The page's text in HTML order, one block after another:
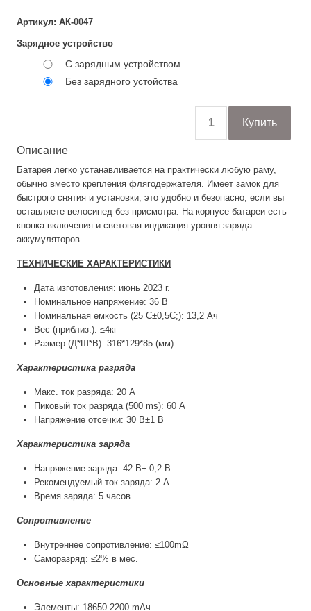
Артикул: АК-0047
Зарядное устройство
С зарядным устройством
Без зарядного устойства
Описание
Батарея легко устанавливается на практически любую раму,
обычно вместо крепления флягодержателя. Имеет замок для
быстрого снятия и установки, это удобно и безопасно, если вы
оставляете велосипед без присмотра. На корпусе батареи есть
кнопка включения и световая индикация уровня заряда
аккумуляторов.
ТЕХНИЧЕСКИЕ ХАРАКТЕРИСТИКИ
Дата изготовления: июнь 2023 г.
Номинальное напряжение: 36 В
Номинальная емкость (25 С±0,5С;): 13,2 Ач
Вес (приблиз.): ≤4кг
Размер (Д*Ш*В): 316*129*85 (мм)
Характеристика разряда
Макс. ток разряда: 20 A
Пиковый ток разряда (500 ms): 60 A
Напряжение отсечки: 30 В±1 В
Характеристика заряда
Напряжение заряда: 42 В± 0,2 В
Рекомендуемый ток заряда: 2 А
Время заряда: 5 часов
Сопротивление
Внутреннее сопротивление: ≤100mΩ
Саморазряд: ≤2% в мес.
Основные характеристики
Элементы: 18650 2200 mAч